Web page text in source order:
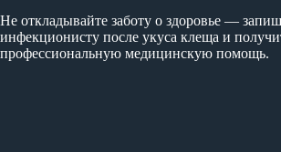
Не откладывайте заботу о здоровье —
инфекционисту после укуса клеща и
профессиональную медицинскую помощь.